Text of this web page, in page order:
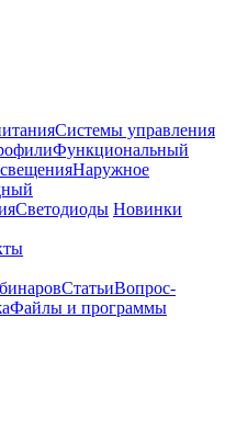
Системы управления
Функциональный
Наружное
Светодиоды Новинки
СтатьиВопрос-
Файлы и программы